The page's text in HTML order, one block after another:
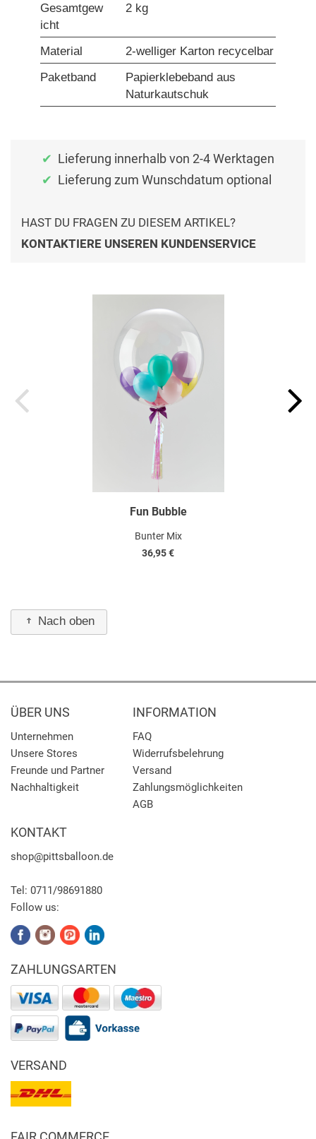
Gesamtgew
icht
2 kg
Material
2-welliger Karton recycelbar
Paketband
Papierklebeband aus
Naturkautschuk
Lieferung innerhalb von 2-4 Werktagen
Lieferung zum Wunschdatum optional
HAST DU FRAGEN ZU DIESEM ARTIKEL?
KONTAKTIERE UNSEREN KUNDENSERVICE
Fun Bubble
Bunter Mix
36,95 €
Nach oben
ÜBER UNS
Unternehmen
Unsere Stores
Freunde und Partner
Nachhaltigkeit
INFORMATION
FAQ
Widerrufsbelehrung
Versand
Zahlungsmöglichkeiten
AGB
KONTAKT
shop@pittsballoon.de
Tel: 0711/98691880
Follow us:
ZAHLUNGSARTEN
VERSAND